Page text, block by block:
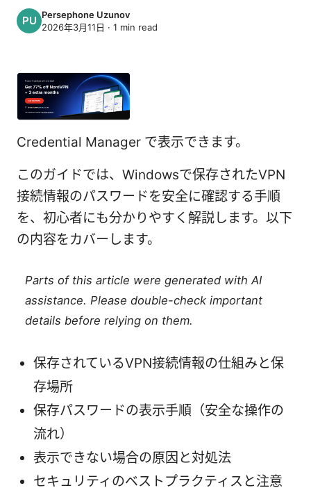
Persephone Uzunov
2026年3月11日 · 1 min read
Credential Manager で表示できます。
このガイドでは、Windowsで保存されたVPN
接続情報のパスワードを安全に確認する手順
を、初心者にも分かりやすく解説します。以下
の内容をカバーします。
Parts of this article were generated with AI
assistance. Please double-check important
details before relying on them.
保存されているVPN接続情報の仕組みと保
存場所
保存パスワードの表示手順（安全な操作の
流れ）
表示できない場合の原因と対処法
セキュリティのベストプラクティスと注意